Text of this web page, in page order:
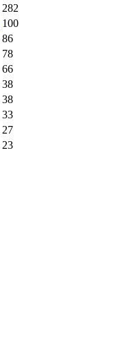
282
100
86
78
66
38
38
33
27
23